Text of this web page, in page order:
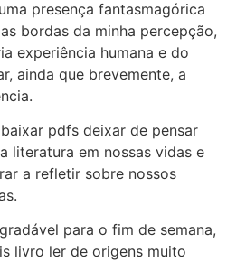
presença fantasmagórica
bordas da minha percepção,
experiência humana e do
ainda que brevemente, a
pdfs deixar de pensar
literatura em nossas vidas e
a refletir sobre nossos
para o fim de semana,
livro ler de origens muito